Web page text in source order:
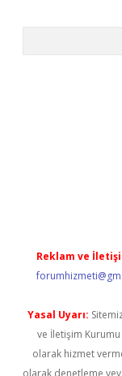
Reklam ve
Yasal Uyarı:
ve İletişim Kurumu
olarak hizmet
olarak denetleme